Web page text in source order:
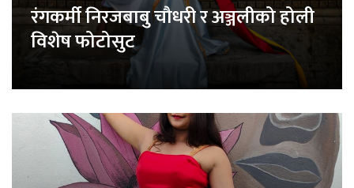
रंगकर्मी निरजबाबु चौधरी र अञ्जलीको होली
विशेष फोटोसुट